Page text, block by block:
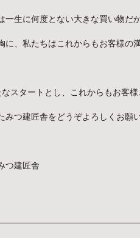
一生に何度とない大きな買い物
に、私たちはこれからもお客様の
スタートとし、これからもお客
みつ建匠舎をどうぞよろしくお願
つ建匠舎